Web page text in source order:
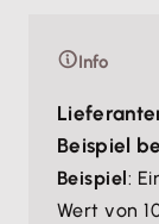
Info
Beispiel
Beispiel:
Wert von